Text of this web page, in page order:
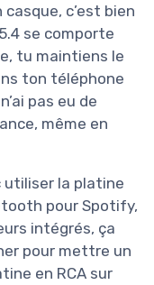
c’est bien
se comporte
tu maintiens le
ton téléphone
pas eu de
même en
utiliser la platine
pour Spotify,
intégrés, ça
pour mettre un
en RCA sur